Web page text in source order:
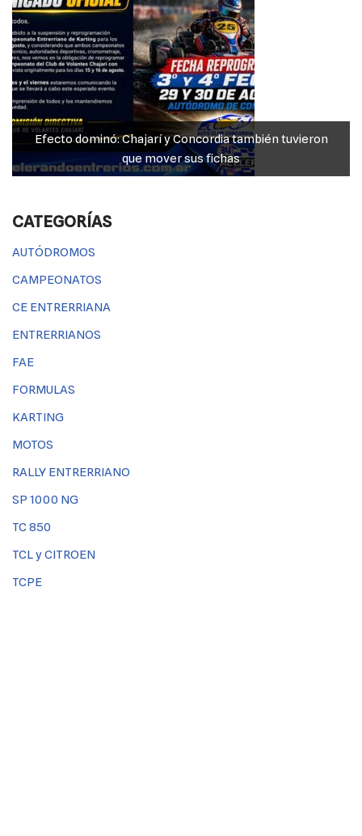
y Concordia también tuvieron
sus fichas
JP Maín, el más fuerte
CATEGORÍAS
AUTÓDROMOS
CAMPEONATOS
CE ENTRERRIANA
ENTRERRIANOS
FAE
FORMULAS
KARTING
MOTOS
RALLY ENTRERRIANO
SP 1000 NG
TC 850
TCL y CITROEN
TCPE